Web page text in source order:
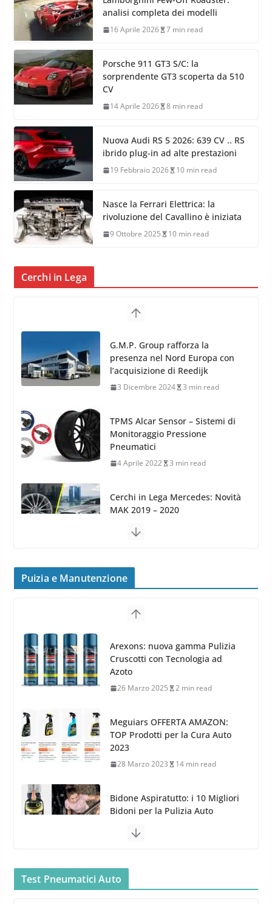
analisi completa dei modelli
16 Aprile 2026 7 min read
Porsche 911 GT3 S/C: la
sorprendente GT3 scoperta da 510
CV
14 Aprile 2026 8 min read
Nuova Audi RS 5 2026: 639 CV .. RS
ibrido plug-in ad alte prestazioni
19 Febbraio 2026 10 min read
Nasce la Ferrari Elettrica: la
rivoluzione del Cavallino è iniziata
9 Ottobre 2025 10 min read
Cerchi in Lega
G.M.P. Group rafforza la
l’acquisizione di Reedijk
3 Dicembre 2024 3 min read
TPMS Alcar Sensor – Sistemi di
Pneumatici
4 Aprile 2022 3 min read
Cerchi in Lega Mercedes: Novità
16 Settembre 2019 1 min read
Cerchi in Lega Volvo: Nuovi
Cerchi in lega grandi: quando
frenata e handling
Puizia e Manutenzione
Arexons: nuova gamma Pulizia
Azoto
26 Marzo 2025 2 min read
Meguiars OFFERTA AMAZON:
2023
28 Marzo 2023 14 min read
Bidone Aspiratutto: i 10 Migliori
6 Maggio 2022 3 min read
MTM PF22.2: La Migliore Foam
Bullock entra nel mondo della
Test Pneumatici Auto